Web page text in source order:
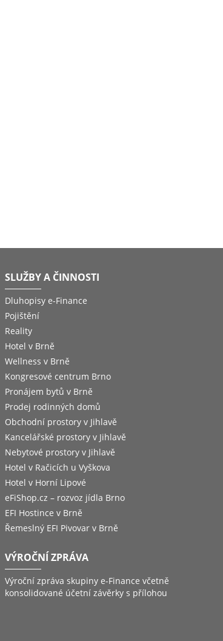
SLUŽBY A ČINNOSTI
Dluhopisy e-Finance
Pojištění
Reality
Hotel v Brně
Wellness v Brně
Kongresové centrum Brno
Pronájem bytů v Brně
Prodej rodinných domů
Obchodní prostory v Jihlavě
Kancelářské prostory v Jihlavě
Nebytové prostory v Jihlavě
Hotel v Račicích u Vyškova
Hotel v Horní Lipové
eFiShop.cz – rozvoz jídla Brno
EFI Hostince v Brně
Řemeslný EFI Pivovar v Brně
VÝROČNÍ ZPRÁVA
Výroční zpráva skupiny e-Finance včetně
konsolidované účetní závěrky s přílohou